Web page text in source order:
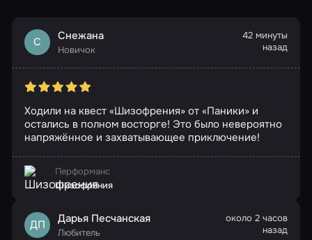
С Снежана
Новичок
42 минуты
назад
Ходили на квест «Шизофрения» от «Паники» и
остались в полном восторге! Это было невероятно
напряжённое и захватывающее приключение!
Перформанс
Шизофрения
ДП Дарья Песчанская
Любитель
около 2 часов
назад